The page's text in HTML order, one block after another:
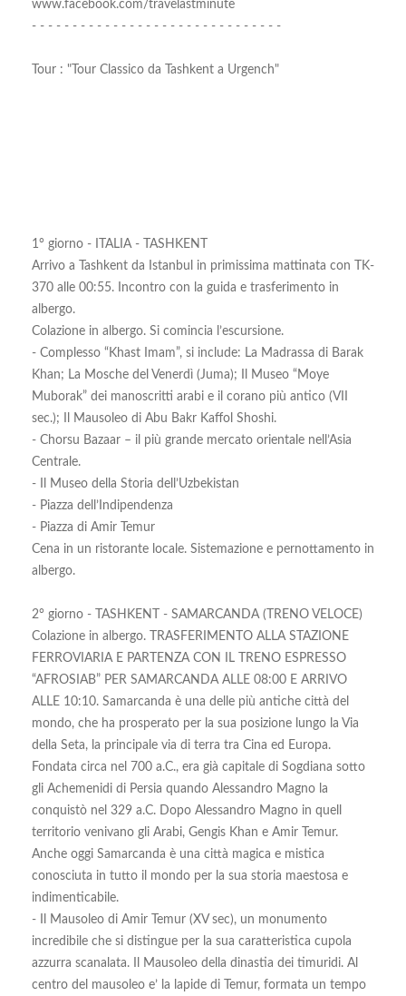
www.facebook.com/travelastminute
- - - - - - - - - - - - - - - - - - - - - - - - - - - - - - -
Tour : "Tour Classico da Tashkent a Urgench"
1° giorno - ITALIA - TASHKENT
Arrivo a Tashkent da Istanbul in primissima mattinata con TK-
370 alle 00:55. Incontro con la guida e trasferimento in
albergo.
Colazione in albergo. Si comincia l’escursione.
- Complesso “Khast Imam”, si include: La Madrassa di Barak
Khan; La Mosche del Venerdì (Juma); Il Museo “Moye
Muborak” dei manoscritti arabi e il corano più antico (VII
sec.); Il Mausoleo di Abu Bakr Kaffol Shoshi.
- Chorsu Bazaar – il più grande mercato orientale nell’Asia
Centrale.
- Il Museo della Storia dell’Uzbekistan
- Piazza dell’Indipendenza
- Piazza di Amir Temur
Cena in un ristorante locale. Sistemazione e pernottamento in
albergo.
2° giorno - TASHKENT - SAMARCANDA (TRENO VELOCE)
Colazione in albergo. TRASFERIMENTO ALLA STAZIONE
FERROVIARIA E PARTENZA CON IL TRENO ESPRESSO
“AFROSIAB” PER SAMARCANDA ALLE 08:00 E ARRIVO
ALLE 10:10. Samarcanda è una delle più antiche città del
mondo, che ha prosperato per la sua posizione lungo la Via
della Seta, la principale via di terra tra Cina ed Europa.
Fondata circa nel 700 a.C., era già capitale di Sogdiana sotto
gli Achemenidi di Persia quando Alessandro Magno la
conquistò nel 329 a.C. Dopo Alessandro Magno in quell
territorio venivano gli Arabi, Gengis Khan e Amir Temur.
Anche oggi Samarcanda è una città magica e mistica
conosciuta in tutto il mondo per la sua storia maestosa e
indimenticabile.
- Il Mausoleo di Amir Temur (XV sec), un monumento
incredibile che si distingue per la sua caratteristica cupola
azzurra scanalata. Il Mausoleo della dinastia dei timuridi. Al
centro del mausoleo e’ la lapide di Temur, formata un tempo